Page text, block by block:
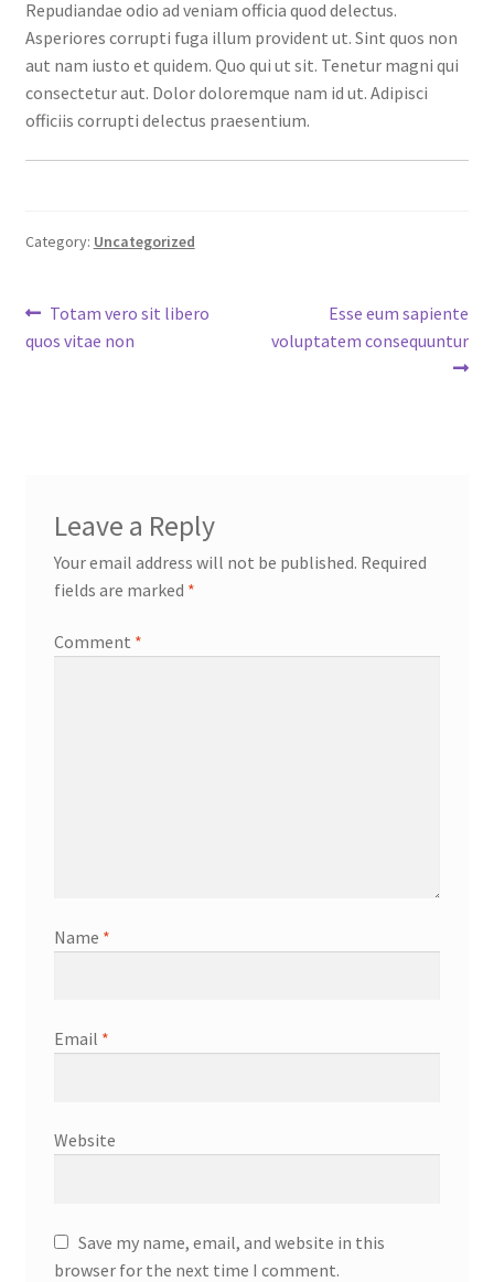
Repudiandae odio ad veniam officia quod delectus.
Asperiores corrupti fuga illum provident ut. Sint quos non
aut nam iusto et quidem. Quo qui ut sit. Tenetur magni qui
consectetur aut. Dolor doloremque nam id ut. Adipisci
officiis corrupti delectus praesentium.
Category: Uncategorized
Post
navigation
Previous
post:
Totam vero sit libero
quos vitae non
Next
post:
Esse eum sapiente
voluptatem consequuntur
Leave a Reply
Your email address will not be published. Required
fields are marked *
Comment *
Name *
Email *
Website
Save my name, email, and website in this
browser for the next time I comment.